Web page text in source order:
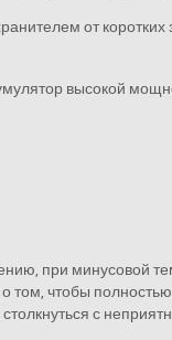
от
высокой
при минусовой
том, чтобы
с